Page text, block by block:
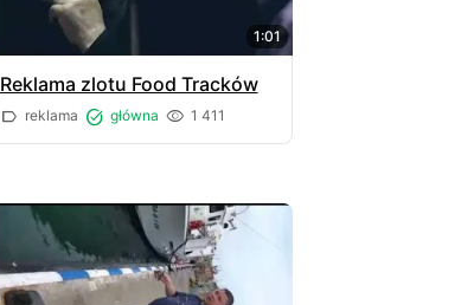
1:01
Reklama zlotu Food Tracków
reklama główna 1 411